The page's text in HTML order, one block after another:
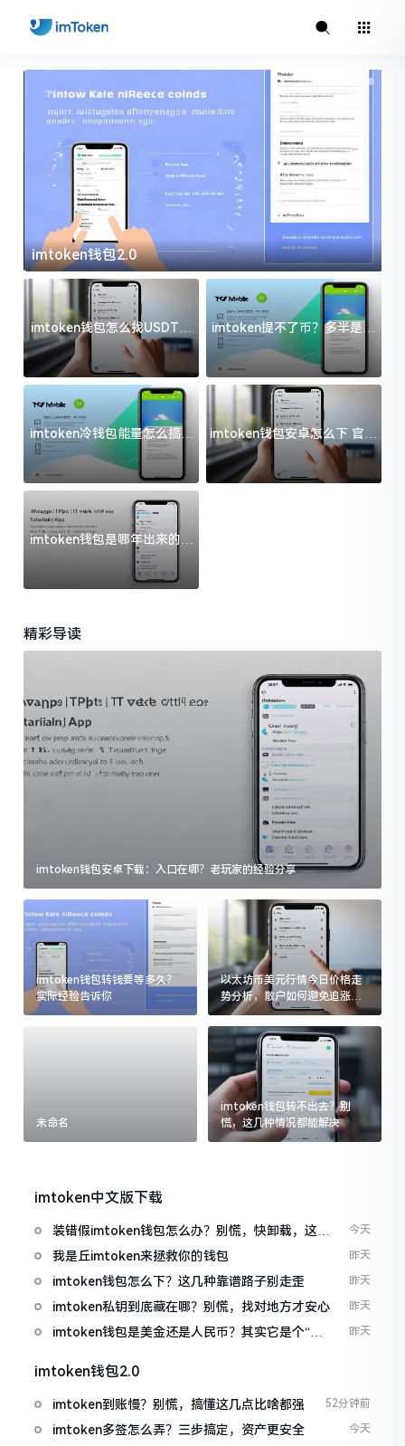
imtoken钱包2.0
imtoken钱包怎么找USDT地
址？三步搞定不踩坑
imtoken提不了币？多半是这
几件事没处理好
imtoken冷钱包能量怎么搞？
过来人告诉你门道
imtoken钱包安卓怎么下 官方
渠道避坑指南
imtoken钱包是哪年出来的？
一文给你说清楚
精彩导读
imtoken钱包安卓下载：入口在哪？老玩家的经验分享
imtoken钱包转钱要等多久？
实际经验告诉你
以太坊币美元行情今日价格走
势分析，散户如何避免追涨杀
跌被套牢
未命名
imtoken钱包转不出去？别
慌，这几种情况都能解决
imtoken中文版下载
装错假imtoken钱包怎么办？别慌，快卸载，这几
招能救急
今天
我是丘imtoken来拯救你的钱包 昨天
imtoken钱包怎么下？这几种靠谱路子别走歪 昨天
imtoken私钥到底藏在哪？别慌，找对地方才安心 昨天
imtoken钱包是美金还是人民币？其实它是个“多
昨天
imtoken钱包2.0
imtoken到账慢？别慌，搞懂这几点比啥都强 52分钟前
imtoken多签怎么弄？三步搞定，资产更安全 今天